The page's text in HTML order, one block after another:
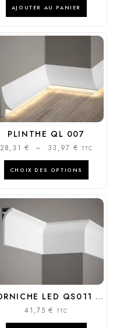
AJOUTER AU PANIER
PLINTHE QL 007
28,31€ – 33,97 € TTC
CHOIX DES OPTIONS
CORNICHE LED QS011 – 13,5CM INCURVÉE ÉCLAIRAGE INDIRECT | MARDOM
41,75€ TTC